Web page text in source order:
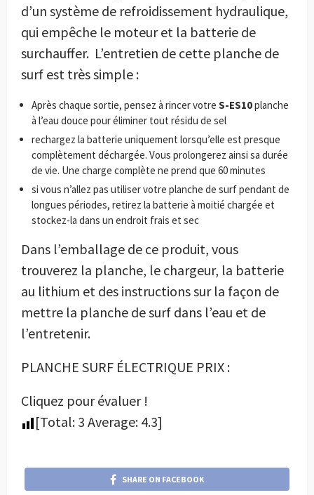
d’un système de refroidissement hydraulique,
qui empêche le moteur et la batterie de
surchauffer. L’entretien de cette planche de
surf est très simple :
Après chaque sortie, pensez à rincer votre S-ES10planche
à l’eau douce pour éliminer tout résidu de sel
rechargez la batterie uniquement lorsqu’elle est presque
complètement déchargée. Vous prolongerez ainsi sa durée
de vie. Une charge complète ne prend que 60 minutes
si vous n’allez pas utiliser votre planche de surf pendant de
longues périodes, retirez la batterie à moitié chargée et
stockez-la dans un endroit frais et sec
Dans l’emballage de ce produit, vous
trouverez la planche, le chargeur, la batterie
au lithium et des instructions sur la façon de
mettre la planche de surf dans l’eau et de
l’entretenir.
PLANCHE SURF ÉLECTRIQUE PRIX :
Cliquez pour évaluer !
[Total: 3 Average: 4.3]
SHARE ON FACEBOOK